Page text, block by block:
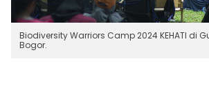
Biodiversity Warriors Camp 2024 KEHATI di
Bogor.